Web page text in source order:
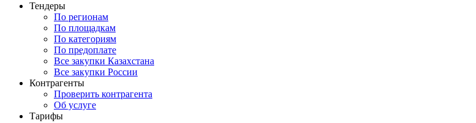
Тендеры
По регионам
По площадкам
По категориям
По предоплате
Все закупки Казахстана
Все закупки России
Контрагенты
Проверить контрагента
Об услуге
Тарифы